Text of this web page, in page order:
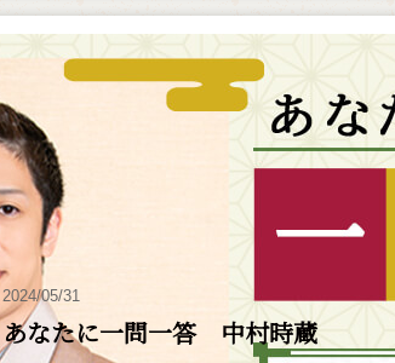
2024/05/31
あなたに一問一答 中村時蔵